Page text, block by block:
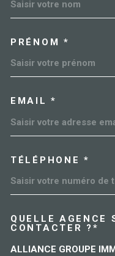
PRÉNOM *
EMAIL *
TÉLÉPHONE *
QUELLE AGENCE
CONTACTER ?*
ALLIANCE GROUPE